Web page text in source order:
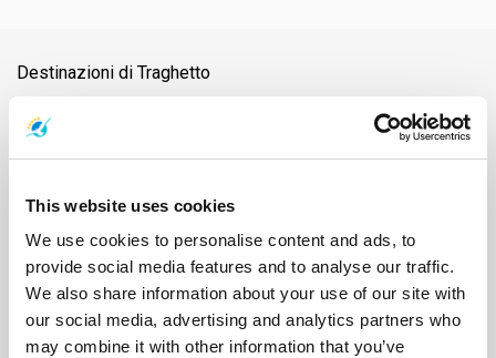
This website uses cookies
We use cookies to personalise content and ads, to
provide social media features and to analyse our traffic.
We also share information about your use of our site with
our social media, advertising and analytics partners who
may combine it with other information that you’ve
Destinazioni di Traghetto
Aeroporto di Surat Thani
Ao Nang
Ayutthaya
Bangkok Chiang Mai Chonburi
Chumphon
Diga di Ratchaprapha
Donsak Hat Yai
Isola di Phangan
Isola di Samui Isola di Tao
Kanchanaburi
Khao Lak
Koh Bulon Koh Chang Koh Jum Koh Kood
Koh Kradan
Koh Lanta
Koh Laoliang Koh Libong Koh Lipe
Koh Mak
Koh Mook
Koh Nang Yuan Koh Ngai Koh Phi Phi
Koh Pu
Koh Samet
Koh Tarutao Koh Yao Noi Koh Yao Yai
Krabi